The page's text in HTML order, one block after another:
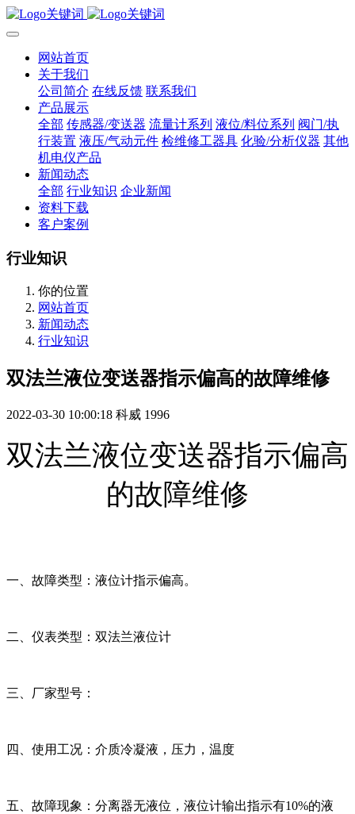
网站首页
关于我们
公司简介 在线反馈 联系我们
产品展示
全部 传感器/变送器 流量计系列 液位/料位系列 阀门/执
行装置 液压/气动元件 检维修工器具 化验/分析仪器 其他
机电仪产品
新闻动态
全部 行业知识 企业新闻
资料下载
客户案例
行业知识
你的位置
网站首页
新闻动态
行业知识
双法兰液位变送器指示偏高的故障维修
2022-03-30 10:00:18 科威 1996
双法兰液位变送器指示偏高
的故障维修
一、故障类型：液位计指示偏高。
二、仪表类型：双法兰液位计
三、厂家型号：
四、使用工况：介质冷凝液，压力，温度
五、故障现象：分离器无液位，液位计输出指示有10%的液